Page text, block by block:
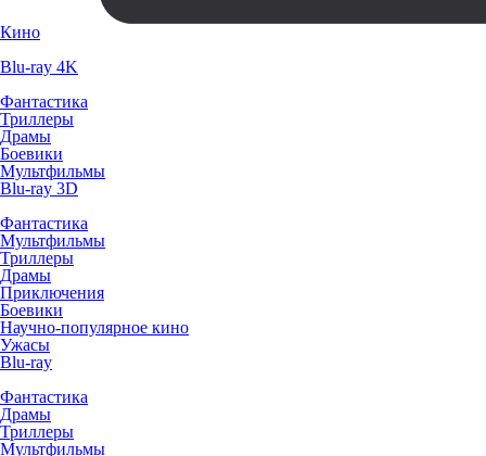
Кино
Blu-ray 4K
Фантастика
Триллеры
Драмы
Боевики
Мультфильмы
Blu-ray 3D
Фантастика
Мультфильмы
Триллеры
Драмы
Приключения
Боевики
Научно-популярное кино
Ужасы
Blu-ray
Фантастика
Драмы
Триллеры
Мультфильмы